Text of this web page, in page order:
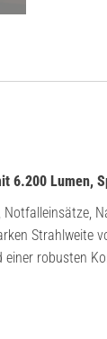
6.200 Lumen,
robusten